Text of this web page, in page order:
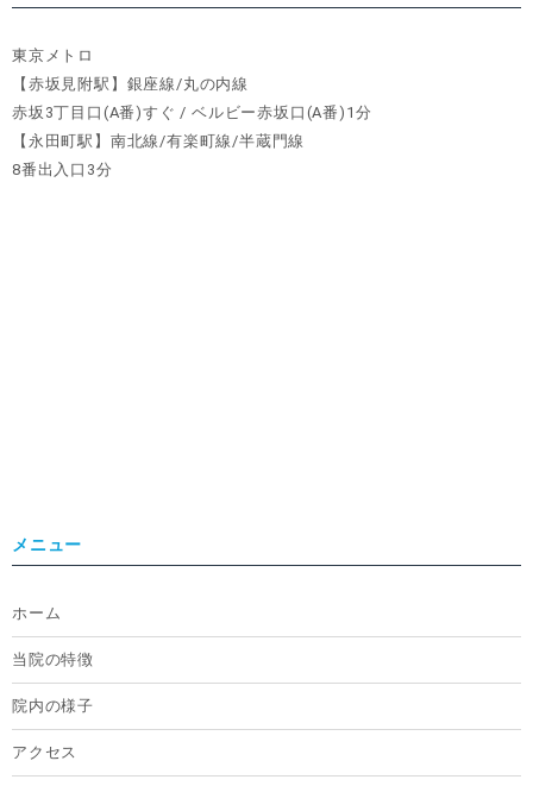
東京メトロ
【赤坂見附駅】銀座線/丸の内線
赤坂3丁目口(A番)すぐ / ベルビー赤坂口(A番)1分
【永田町駅】南北線/有楽町線/半蔵門線
8番出入口3分
メニュー
ホーム
当院の特徴
院内の様子
アクセス